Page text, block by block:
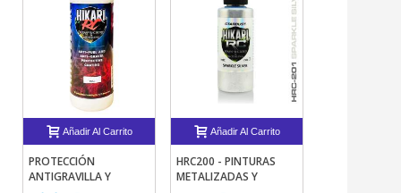
Añadir Al Carrito
PROTECCIÓN
ANTIGRAVILLA Y
Añadir Al Carrito
HRC200 - PINTURAS
METALIZADAS Y